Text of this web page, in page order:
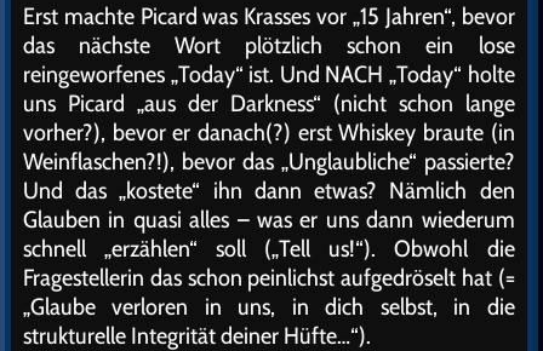
Erst machte Picard was Krasses vor „15 Jahren“, bevor
das nächste Wort plötzlich schon ein lose
reingeworfenes „Today“ ist. Und NACH „Today“ holte
uns Picard „aus der Darkness“ (nicht schon lange
vorher?), bevor er danach(?) erst Whiskey braute (in
Weinflaschen?!), bevor das „Unglaubliche“ passierte?
Und das „kostete“ ihn dann etwas? Nämlich den
Glauben in quasi alles – was er uns dann wiederum
schnell „erzählen“ soll („Tell us!“). Obwohl die
Fragestellerin das schon peinlichst aufgedröselt hat (=
„Glaube verloren in uns, in dich selbst, in die
strukturelle Integrität deiner Hüfte…“).